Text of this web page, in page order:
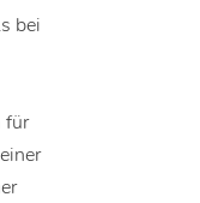
bei
für